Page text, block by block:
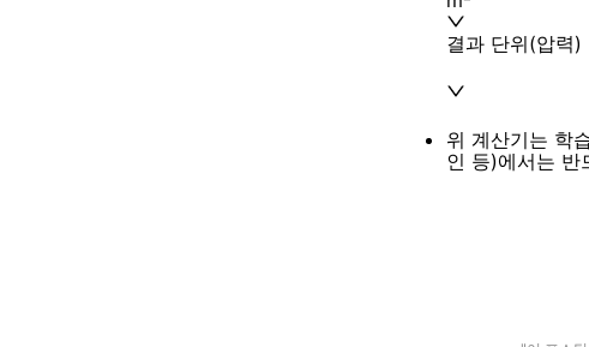
결과 단위(압력)
위 계산기는 학
인 등)에서는 반